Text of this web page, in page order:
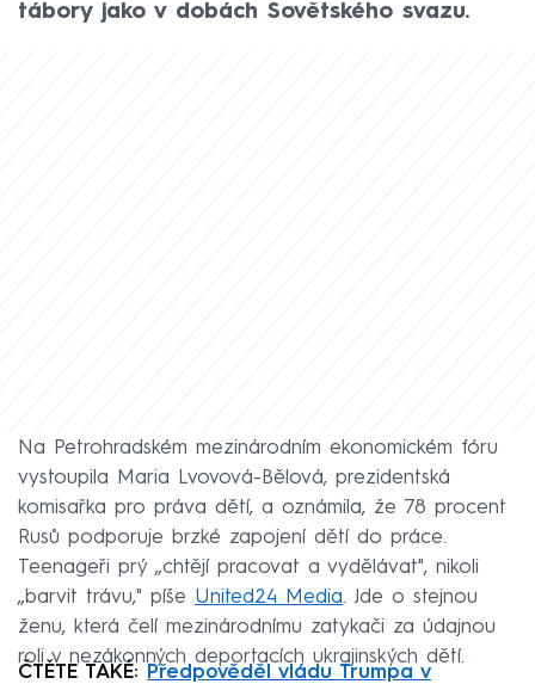
tábory jako v dobách Sovětského svazu.
Na Petrohradském mezinárodním ekonomickém fóru
vystoupila Maria Lvovová-Bělová, prezidentská
komisařka pro práva dětí, a oznámila, že 78 procent
Rusů podporuje brzké zapojení dětí do práce.
Teenageři prý „chtějí pracovat a vydělávat", nikoli
„barvit trávu," píše United24 Media. Jde o stejnou
ženu, která čelí mezinárodnímu zatykači za údajnou
roli v nezákonných deportacích ukrajinských dětí.
ČTĚTE TAKÉ:
Předpověděl vládu Trumpa v